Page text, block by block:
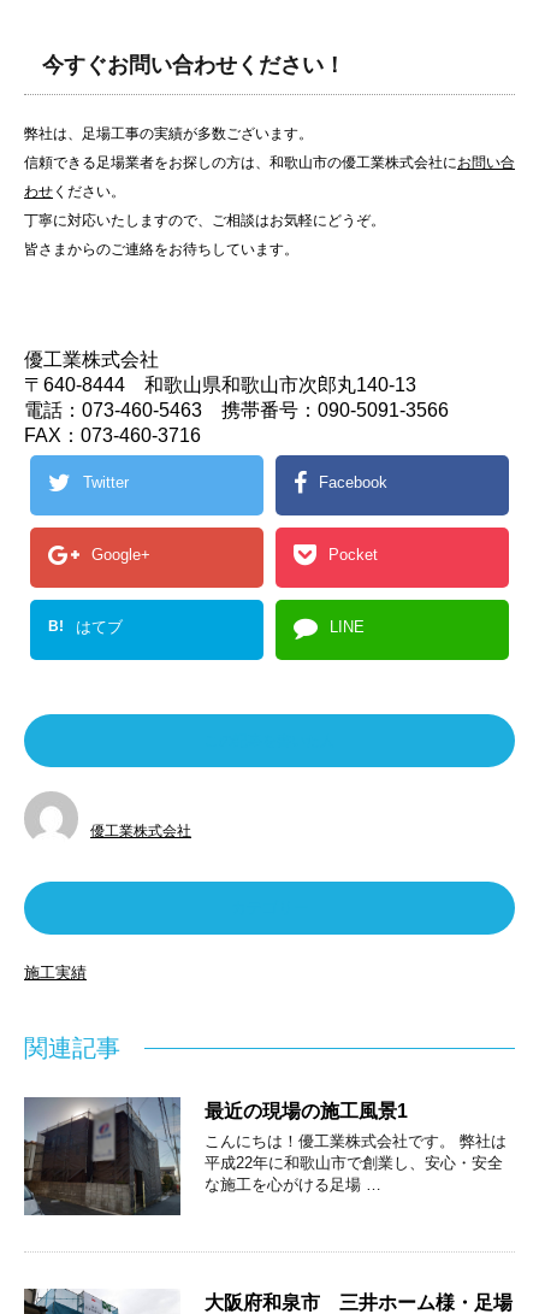
今すぐお問い合わせください！
弊社は、足場工事の実績が多数ございます。
信頼できる足場業者をお探しの方は、和歌山市の優工業株式会社にお問い合
わせ ください。
丁寧に対応いたしますので、ご相談はお気軽にどうぞ。
皆さまからのご連絡をお待ちしています。
優工業株式会社
〒640-8444 和歌山県和歌山市次郎丸140-13
電話：073-460-5463 携帯番号：090-5091-3566
FAX：073-460-3716
Twitter Facebook
Google+ Pocket
B! はてブ LINE
優工業株式会社
施工実績
関連記事
最近の現場の施工風景1
こんにちは！優工業株式会社です。 弊社は
平成22年に和歌山市で創業し、安心・安全
な施工を心がける足場 …
大阪府和泉市 三井ホーム様・足場